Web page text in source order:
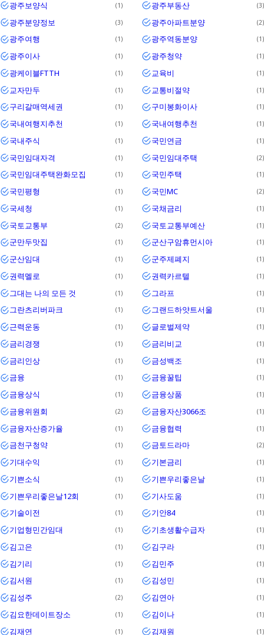
광주보양식 1 광주부동산 3
광주분양정보 3 광주아파트분양 2
광주여행 1 광주역동분양 1
광주이사 1 광주청약 1
광케이블FTTH 1 교육비 1
교자만두 1 교통비절약 1
구리갈매역세권 1 구미봉화이사 1
국내여행지추천 1 국내여행추천 1
국내주식 1 국민연금 1
국민임대자격 1 국민임대주택 2
국민임대주택완화모집 1 국민주택 1
국민평형 1 국민MC 2
국세청 1 국채금리 1
국토교통부 2 국토교통부예산 1
군만두맛집 1 군산구암휴먼시아 1
군산임대 1 군주제폐지 1
권력멜로 1 권력카르텔 1
그대는 나의 모든 것 1 그라프 1
그란츠리버파크 1 그랜드하얏트서울 1
근력운동 1 글로벌제약 1
금리경쟁 1 금리비교 1
금리인상 1 금성백조 1
금융 1 금융꿀팁 1
금융상식 1 금융상품 1
금융위원회 2 금융자산3066조 1
금융자산증가율 1 금융협력 1
금천구청약 1 금토드라마 2
기대수익 1 기본금리 1
기쁜소식 1 기쁜우리좋은날 1
기쁜우리좋은날12회 1 기사도움 1
기술이전 1 기안84 1
기업형민간임대 1 기초생활수급자 1
김고은 1 김구라 1
김기리 1 김민주 1
김서원 1 김성민 1
김성주 2 김연아 1
김요한데이트장소 1 김이나 1
김재연 1 김재원 1